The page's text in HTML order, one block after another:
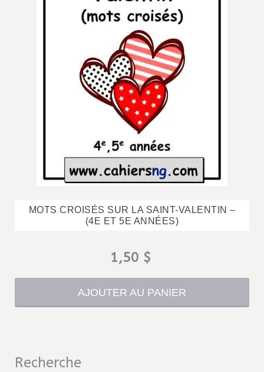
MOTS CROISÉS SUR LA SAINT-VALENTIN –
(4E ET 5E ANNÉES)
1,50 $
AJOUTER AU PANIER
Recherche